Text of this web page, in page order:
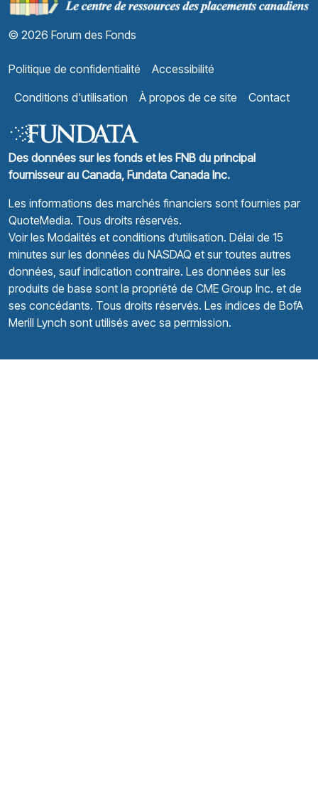
© 2026 Forum des Fonds
Politique de confidentialité
Accessibilité
Conditions d'utilisation
À propos de ce site Contact
Des données sur les fonds et les FNB du principal
fournisseur au Canada, Fundata Canada Inc.
Les informations des marchés financiers sont fournies par
QuoteMedia. Tous droits réservés.
Voir les Modalités et conditions d’utilisation. Délai de 15
minutes sur les données du NASDAQ et sur toutes autres
données, sauf indication contraire. Les données sur les
produits de base sont la propriété de CME Group Inc. et de
ses concédants. Tous droits réservés. Les indices de BofA
Merill Lynch sont utilisés avec sa permission.